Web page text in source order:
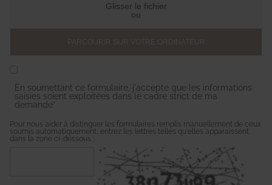
Glisser le fichier
ou
En soumettant ce formulaire, j'accepte que les informations
saisies soient exploitées dans le cadre strict de ma
demande*
Pour nous aider à distinguer les formulaires remplis manuellement de ceux
soumis automatiquement, entrez les lettres telles qu'elles apparaissent
dans la zone ci-dessous :